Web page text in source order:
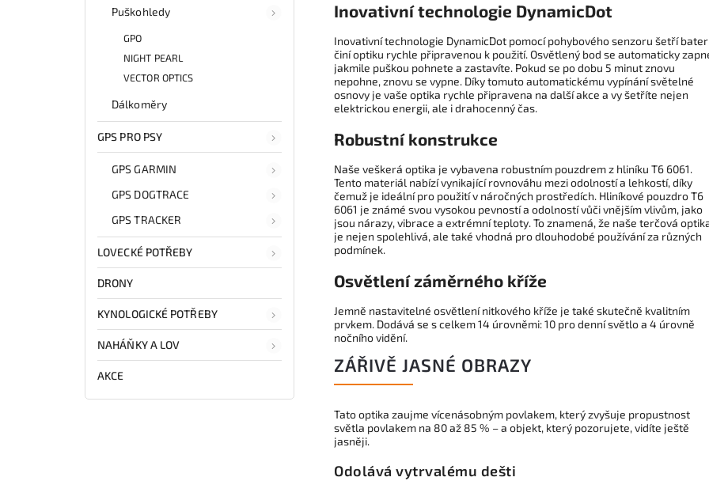
Puškohledy
GPO
NIGHT PEARL
VECTOR OPTICS
Dálkoměry
GPS PRO PSY
GPS GARMIN
GPS DOGTRACE
GPS TRACKER
LOVECKÉ POTŘEBY
DRONY
KYNOLOGICKÉ POTŘEBY
NAHÁŇKY A LOV
AKCE
Inovativní technologie DynamicDot
Inovativní technologie DynamicDot pomocí pohybového senzoru šetří
činí optiku rychle připravenou k použití. Osvětlený bod se automaticky
jakmile puškou pohnete a zastavíte. Pokud se po dobu 5 minut znovu
nepohne, znovu se vypne. Díky tomuto automatickému vypínání světelné
osnovy je vaše optika rychle připravena na další akce a vy šetříte nejen
elektrickou energii, ale i drahocenný čas.
Robustní konstrukce
Naše veškerá optika je vybavena robustním pouzdrem z hliníku T6 6061.
Tento materiál nabízí vynikající rovnováhu mezi odolností a lehkostí, díky
čemuž je ideální pro použití v náročných prostředích. Hliníkové pouzdro T6
6061 je známé svou vysokou pevností a odolností vůči vnějším vlivům, jako
jsou nárazy, vibrace a extrémní teploty. To znamená, že naše terčová
je nejen spolehlivá, ale také vhodná pro dlouhodobé používání za různých
podmínek.
Osvětlení záměrného kříže
Jemně nastavitelné osvětlení nitkového kříže je také skutečně kvalitním
prvkem. Dodává se s celkem 14 úrovněmi: 10 pro denní světlo a 4 úrovně
nočního vidění.
ZÁŘIVĚ JASNÉ OBRAZY
Tato optika zaujme vícenásobným povlakem, který zvyšuje propustnost
světla povlakem na 80 až 85 % – a objekt, který pozorujete, vidíte ještě
jasněji.
Odolává vytrvalému dešti